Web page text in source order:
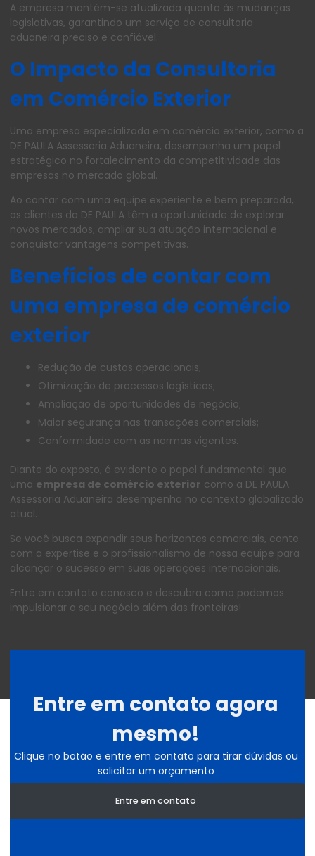
A empresa mantém-se atualizada quanto às mudanças
legislativas, garantindo um serviço de consultoria
aduaneira preciso e confiável.
O Impacto da Consultoria
em Comércio Exterior
Uma empresa especializada em comércio exterior, como a
DE PAULA Assessoria Aduaneira, desempenha um papel
estratégico no fortalecimento da competitividade das
empresas no mercado global.
Ao contar com uma equipe experiente e bem preparada,
os clientes da DE PAULA têm a oportunidade de explorar
novos mercados, ampliar sua atuação internacional e
conquistar vantagens competitivas.
Benefícios de contar com
uma empresa de comércio
exterior
Redução de custos operacionais;
Otimização de processos logísticos;
Ampliação de oportunidades de negócio;
Maior segurança nas transações comerciais;
Conformidade com as normas vigentes.
Diante do exposto, é evidente o papel fundamental que
uma empresa de comércio exterior como a DE PAULA
Assessoria Aduaneira desempenha no contexto globalizado
atual.
Se você busca expandir seus horizontes comerciais, conte
com a expertise e o profissionalismo de nossa equipe para
alcançar o sucesso em suas operações internacionais.
Entre em contato conosco e descubra como podemos
impulsionar o seu negócio além das fronteiras!
Entre em contato agora
mesmo!
Clique no botão e entre em contato para tirar dúvidas ou
solicitar um orçamento
Entre em contato